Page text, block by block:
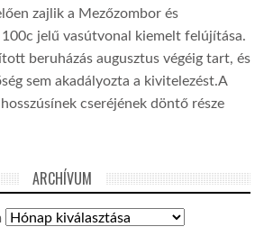
zajlik a Mezőzombor és
jelű vasútvonal kiemelt felújítása.
beruházás augusztus végéig tart, és
sem akadályozta a kivitelezést.A
cseréjének döntő része
ARCHÍVUM